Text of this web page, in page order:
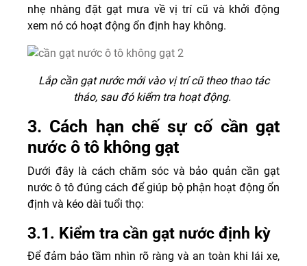
nhẹ nhàng đặt gạt mưa về vị trí cũ và khởi động
xem nó có hoạt động ổn định hay không.
Lắp cần gạt nước mới vào vị trí cũ theo thao tác
tháo, sau đó kiểm tra hoạt động.
3. Cách hạn chế sự cố cần gạt
nước ô tô không gạt
Dưới đây là cách chăm sóc và bảo quản cần gạt
nước ô tô đúng cách để giúp bộ phận hoạt động ổn
định và kéo dài tuổi thọ:
3.1. Kiểm tra cần gạt nước định kỳ
Để đảm bảo tầm nhìn rõ ràng và an toàn khi lái xe,